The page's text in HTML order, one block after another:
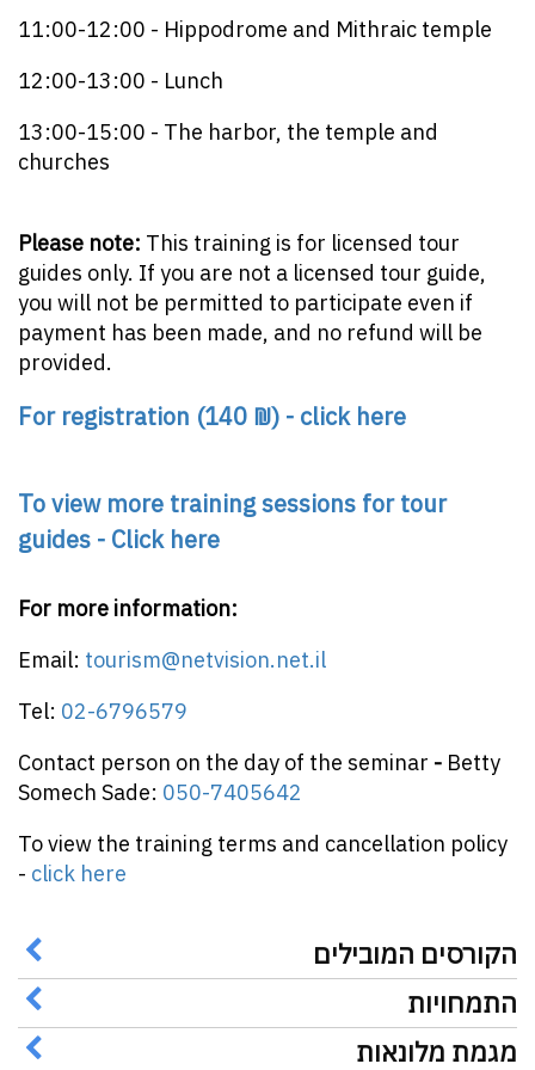
11:00-12:00 - Hippodrome and Mithraic temple
12:00-13:00 - Lunch
13:00-15:00 - The harbor, the temple and
churches
Please note: This training is for licensed tour
guides only. If you are not a licensed tour guide,
you will not be permitted to participate even if
payment has been made, and no refund will be
provided.
For registration (140 ₪) - click here
To view more training sessions for tour
guides - Click here
For more information:
Email: tourism@netvision.net.il
Tel: 02-6796579
Contact person on the day of the seminar - Betty
Somech Sade: 050-7405642
To view the training terms and cancellation policy
- click here
הקורסים המובילים
התמחויות
מגמת מלונאות